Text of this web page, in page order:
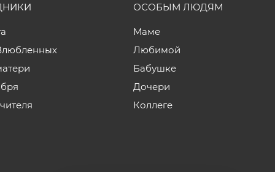
ОСОБЫМ ЛЮДЯМ
Маме
Любимой
Бабушке
Дочери
Коллеге